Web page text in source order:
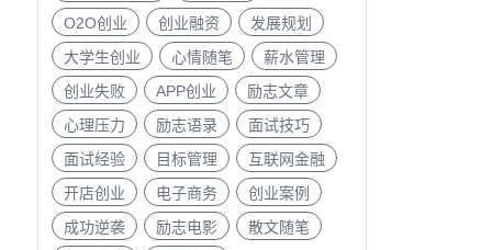
O2O创业
创业融资
发展规划
大学生创业
心情随笔
薪水管理
创业失败
APP创业
励志文章
心理压力
励志语录
面试技巧
面试经验
目标管理
互联网金融
开店创业
电子商务
创业案例
成功逆袭
励志电影
散文随笔